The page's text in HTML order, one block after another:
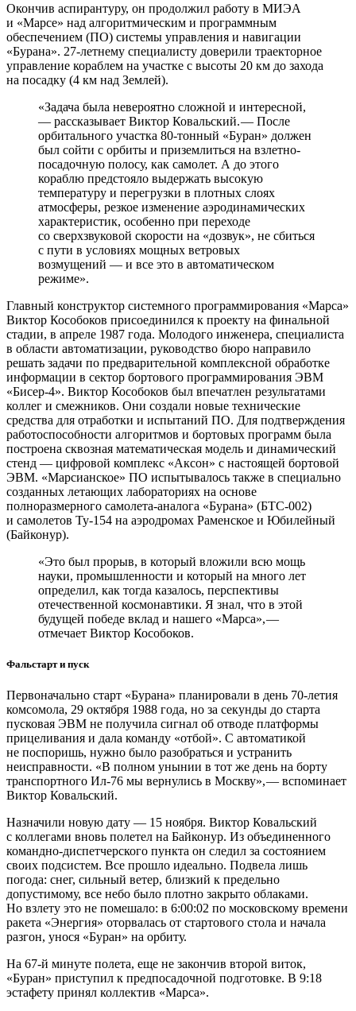
Окончив аспирантуру, он продолжил работу в МИЭА
и «Марсе» над алгоритмическим и программным
обеспечением (ПО) системы управления и навигации
«Бурана». 27‑летнему специалисту доверили траекторное
управление кораблем на участке с высоты 20 км до захода
на посадку (4 км над Землей).
«Задача была невероятно сложной и интересной,
— ​рассказывает Виктор Ковальский. — ​После
орбитального участка 80‑тонный «Буран» должен
был сойти с орбиты и приземлиться на взлетно-
посадочную полосу, как самолет. А до этого
кораблю предстояло выдержать высокую
температуру и перегрузки в плотных слоях
атмосферы, резкое изменение аэродинамических
характеристик, особенно при переходе
со сверхзвуковой скорости на «дозвук», не сбиться
с пути в условиях мощных ветровых
возмущений — ​и все это в автоматическом
режиме».
Главный конструктор системного программирования «Марса»
Виктор Кособоков присоединился к проекту на финальной
стадии, в апреле 1987 года. Молодого инженера, специалиста
в области автоматизации, руководство бюро направило
решать задачи по предварительной комплексной обработке
информации в сектор бортового программирования ЭВМ
«Бисер‑4». Виктор Кособоков был впечатлен результатами
коллег и смежников. Они создали новые технические
средства для отработки и испытаний ПО. Для подтверждения
работоспособности алгоритмов и бортовых программ была
построена сквозная математическая модель и динамический
стенд — ​цифровой комплекс «Аксон» с настоящей бортовой
ЭВМ. «Марсианское» ПО испытывалось также в специально
созданных летающих лабораториях на основе
полноразмерного самолета-аналога «Бурана» (БТС‑002)
и самолетов Ту‑154 на аэродромах Раменское и Юбилейный
(Байконур).
«Это был прорыв, в который вложили всю мощь
науки, промышленности и который на много лет
определил, как тогда казалось, перспективы
отечественной космонавтики. Я знал, что в этой
будущей победе вклад и нашего «Марса», — ​
отмечает Виктор Кособоков.
Фальстарт и пуск
Первоначально старт «Бурана» планировали в день 70‑летия
комсомола, 29 октября 1988 года, но за секунды до старта
пусковая ЭВМ не получила сигнал об отводе платформы
прицеливания и дала команду «отбой». С автоматикой
не поспоришь, нужно было разобраться и устранить
неисправности. «В полном унынии в тот же день на борту
транспортного Ил‑76 мы вернулись в Москву», — ​вспоминает
Виктор Ковальский.
Назначили новую дату — ​15 ноября. Виктор Ковальский
с коллегами вновь полетел на Байконур. Из объединенного
командно-диспетчерского пункта он следил за состоянием
своих подсистем. Все прошло идеально. Подвела лишь
погода: снег, сильный ветер, близкий к предельно
допустимому, все небо было плотно закрыто облаками.
Но взлету это не помешало: в 6:00:02 по московскому времени
ракета «Энергия» оторвалась от стартового стола и начала
разгон, унося «Буран» на орбиту.
На 67‑й минуте полета, еще не закончив второй виток,
«Буран» приступил к предпосадочной подготовке. В 9:18
эстафету принял коллектив «Марса».